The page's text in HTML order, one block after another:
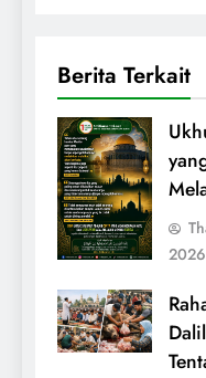
Berita Terkait
2026